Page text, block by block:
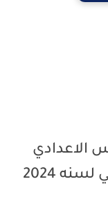
الاعدادي
للفرعين العملي والادبي لسنه 2024